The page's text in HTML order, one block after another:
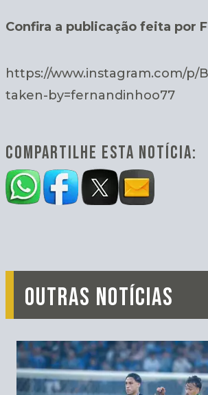
Confira a publicação feita por
https://www.instagram.com/p/
taken-by=fernandinhoo77
COMPARTILHE ESTA NOTÍCIA:
OUTRAS NOTÍCIAS